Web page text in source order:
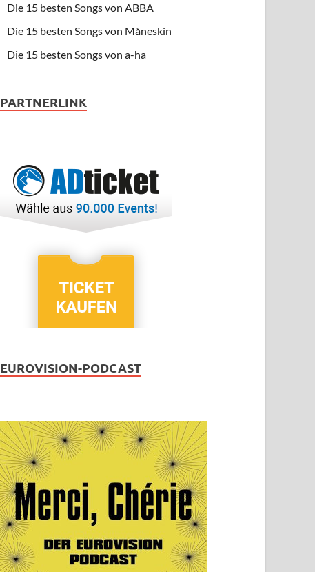
Die 15 besten Songs von ABBA
Die 15 besten Songs von Måneskin
Die 15 besten Songs von a-ha
PARTNERLINK
EUROVISION-PODCAST